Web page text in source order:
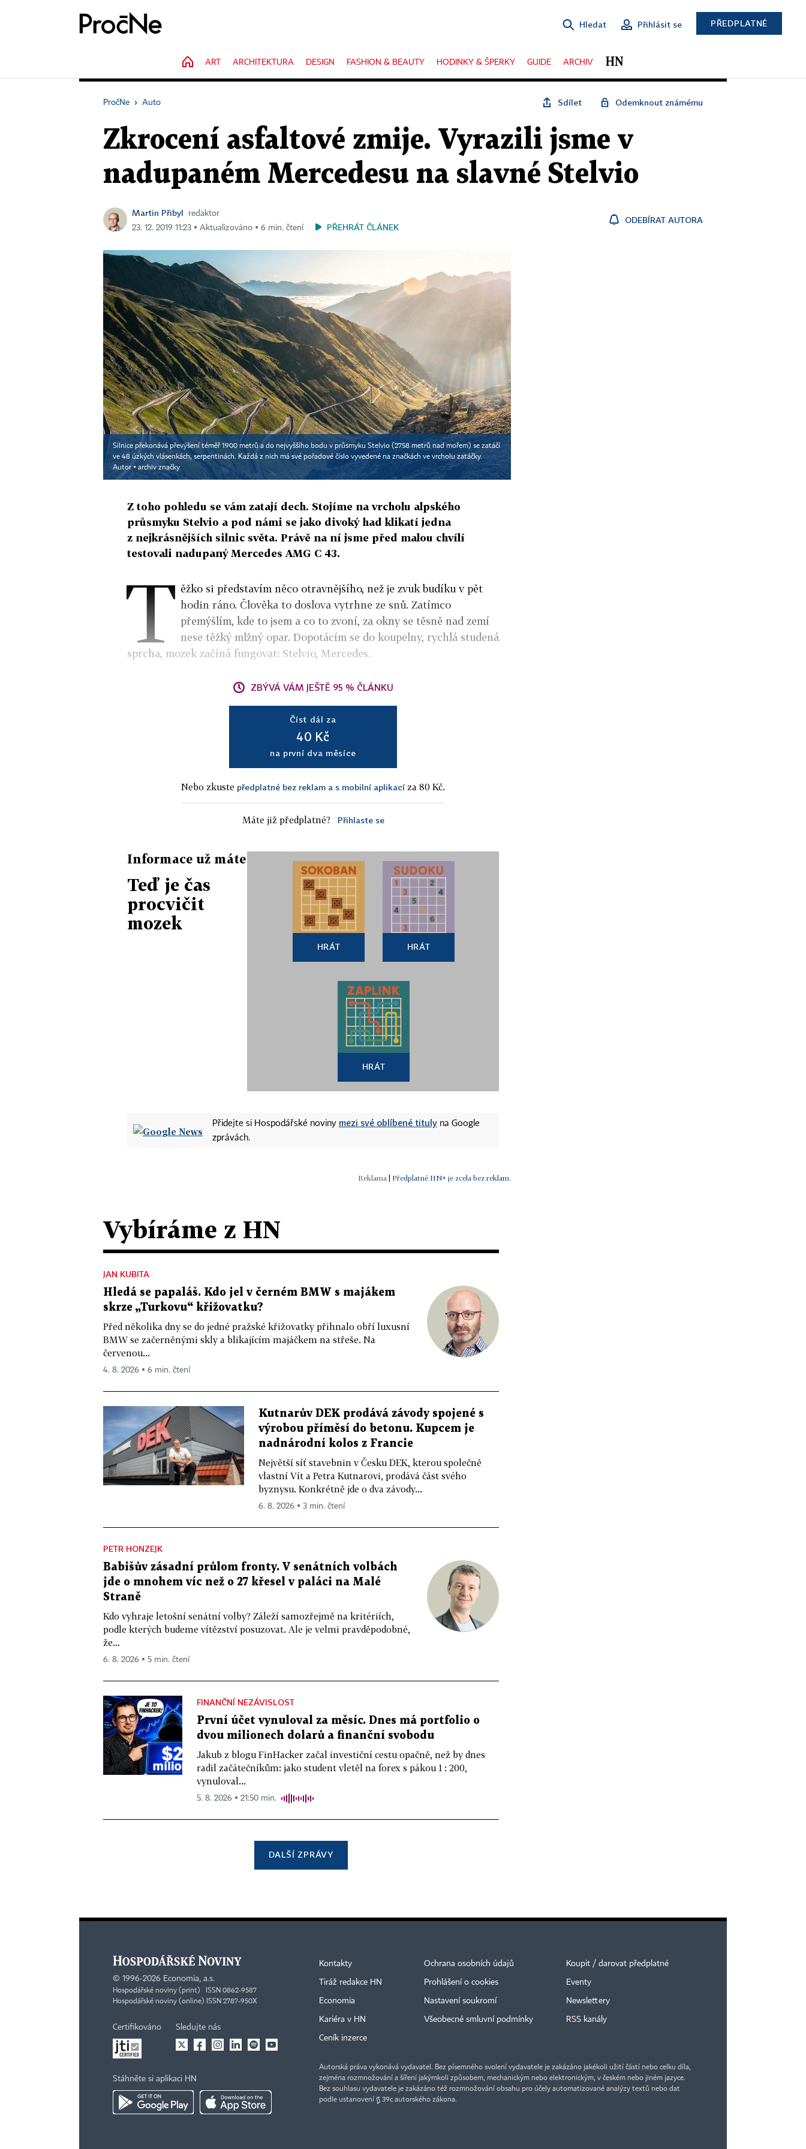
Hledat Přihlásit se PŘEDPLATNÉ
HOME
ART ARCHITEKTURA DESIGN FASHION & BEAUTY HODINKY & ŠPERKY GUIDE ARCHIV
PročNe › Auto Sdílet Odemknout známému
Zkrocení asfaltové zmije. Vyrazili jsme v
nadupaném Mercedesu na slavné Stelvio
Martin Přibyl
redaktor
23. 12. 2019 11:23 ▪ Aktualizováno ▪ 6 min. čtení
PŘEHRÁT ČLÁNEK
ODEBÍRAT AUTORA
Silnice překonává převýšení téměř 1900 metrů a do nejvyššího bodu v průsmyku Stelvio (2758 metrů nad mořem) se zatáčí
ve 48 úzkých vlásenkách, serpentinách. Každá z nich má své pořadové číslo vyvedené na značkách ve vrcholu zatáčky.
Autor ▪archiv značky
Z toho pohledu se vám zatají dech. Stojíme na vrcholu alpského
průsmyku Stelvio a pod námi se jako divoký had klikatí jedna
z nejkrásnějších silnic světa. Právě na ní jsme před malou chvílí
testovali nadupaný Mercedes AMG C 43.
T ěžko si představím něco otravnějšího, než je zvuk budíku v pět
hodin ráno. Člověka to doslova vytrhne ze snů. Zatímco
přemýšlím, kde to jsem a co to zvoní, za okny se těsně nad zemí
nese těžký mlžný opar. Dopotácím se do koupelny, rychlá studená
sprcha, mozek začíná fungovat: Stelvio, Mercedes.
ZBÝVÁ VÁM JEŠTĚ 95 % ČLÁNKU
Číst dál za
40 Kč
na první dva měsíce
Nebo zkuste předplatné bez reklam a s mobilní aplikací za 80 Kč.
Máte již předplatné? Přihlaste se
Informace už máte
Teď je čas
procvičit
mozek
HRÁT HRÁT
HRÁT
Přidejte si Hospodářské noviny mezi své oblíbené tituly na Google
zprávách.
| Předplatné HN+ je zcela bez reklam.
Vybíráme z HN
JAN KUBITA
Hledá se papaláš. Kdo jel v černém BMW s majákem
skrze „Turkovu“ křižovatku?
Před několika dny se do jedné pražské křižovatky přihnalo obří luxusní
BMW se začerněnými skly a blikajícím majáčkem na střeše. Na
červenou...
4. 8. 2026 ▪ 6 min. čtení
Kutnarův DEK prodává závody spojené s
výrobou příměsí do betonu. Kupcem je
nadnárodní kolos z Francie
Největší síť stavebnin v Česku DEK, kterou společně
vlastní Vít a Petra Kutnarovi, prodává část svého
byznysu. Konkrétně jde o dva závody...
6. 8. 2026 ▪ 3 min. čtení
PETR HONZEJK
Babišův zásadní průlom fronty. V senátních volbách
jde o mnohem víc než o 27 křesel v paláci na Malé
Straně
Kdo vyhraje letošní senátní volby? Záleží samozřejmě na kritériích,
podle kterých budeme vítězství posuzovat. Ale je velmi pravděpodobné,
že...
6. 8. 2026 ▪ 5 min. čtení
FINANČNÍ NEZÁVISLOST
První účet vynuloval za měsíc. Dnes má portfolio o
dvou milionech dolarů a finanční svobodu
Jakub z blogu FinHacker začal investiční cestu opačně, než by dnes
radil začátečníkům: jako student vletěl na forex s pákou 1 : 200,
vynuloval...
5. 8. 2026 ▪ 21:50 min.
DALŠÍ ZPRÁVY
© 1996-2026 Economia, a.s.
Hospodářské noviny (print) ISSN 0862-9587
Hospodářské noviny (online) ISSN 2787-950X
Certifikováno Sledujte nás
Stáhněte si aplikaci HN
Kontakty
Tiráž redakce HN
Economia
Kariéra v HN
Ceník inzerce
Ochrana osobních údajů
Prohlášení o cookies
Nastavení soukromí
Všeobecné smluvní podmínky
Koupit / darovat předplatné
Eventy
Newslettery
RSS kanály
Autorská práva vykonává vydavatel. Bez písemného svolení vydavatele je zakázáno jakékoli užití částí nebo celku díla,
zejména rozmnožování a šíření jakýmkoli způsobem, mechanickým nebo elektronickým, v českém nebo jiném jazyce.
Bez souhlasu vydavatele je zakázáno též rozmnožování obsahu pro účely automatizované analýzy textů nebo dat
podle ustanovení § 39c autorského zákona.